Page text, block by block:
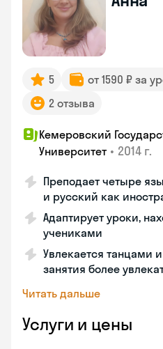
5 от 1590 ₽ за
2 отзыва
Кемеровский
Университет • 2014 г.
Преподает четыре
и русский как
Адаптирует уроки,
учениками
Увлекается танцами
занятия более
Читать дальше
Услуги и цены